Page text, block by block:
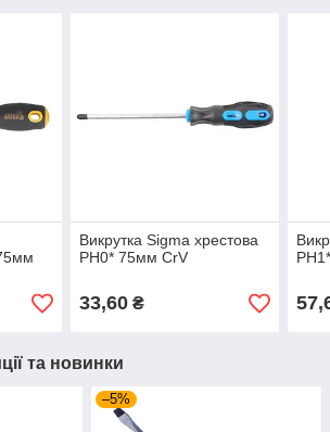
Викрутка Sigma хрестова
PH0* 75мм CrV
33,60₴
та новинки
–5%